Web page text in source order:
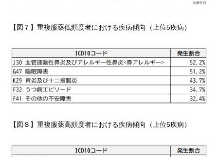
【図７】重複服薬低頻度者における疾病傾向（上位5疾病）
【図８】重複服薬高頻度者における疾病傾向（上位5疾病）